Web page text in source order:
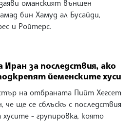
оманският външен
бин Хамуд ал Бусайди,
и Ройтерс.
за последствия, ако
йеменските хуси
на отбраната Пийт Хегсет
че ще се сблъскъ с последствия
- групировка, която